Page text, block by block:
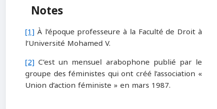
Notes
[1] À l’époque professeure à la Faculté de Droit à
l’Université Mohamed V.
[2] C’est un mensuel arabophone publié par le
groupe des féministes qui ont créé l’association «
Union d’action féministe » en mars 1987.